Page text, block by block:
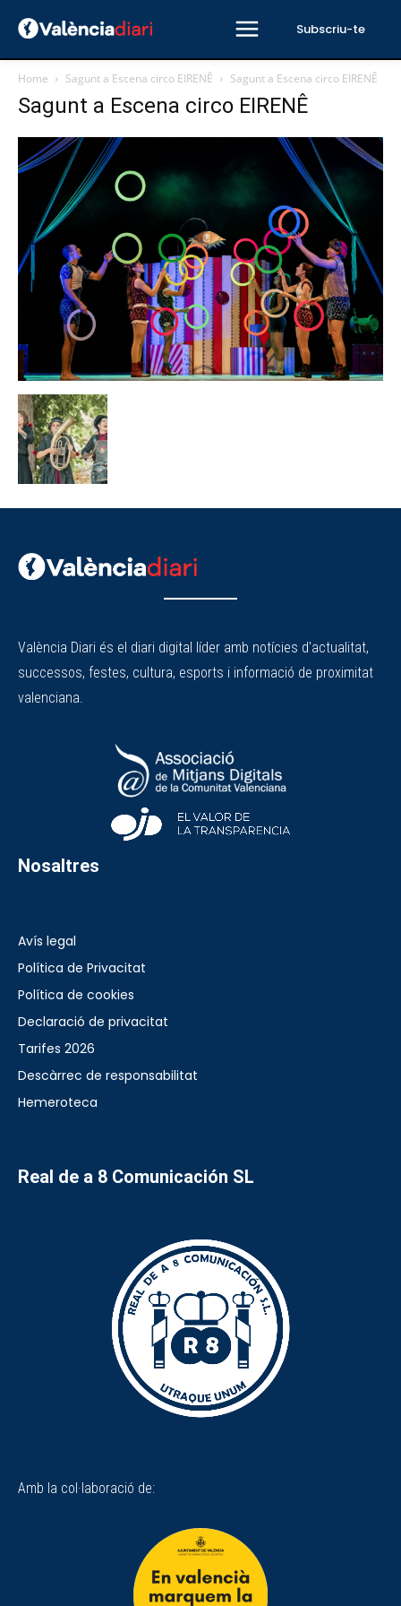
Subscriu-te
Home Sagunt a Escena circo EIRENÊ Sagunt a Escena circo EIRENÊ
Sagunt a Escena circo EIRENÊ
València Diari és el diari digital líder amb notícies d'actualitat,
successos, festes, cultura, esports i informació de proximitat
valenciana.
Nosaltres
Avís legal
Política de Privacitat
Política de cookies
Declaració de privacitat
Tarifes 2026
Descàrrec de responsabilitat
Hemeroteca
Real de a 8 Comunicación SL
Amb la col·laboració de: